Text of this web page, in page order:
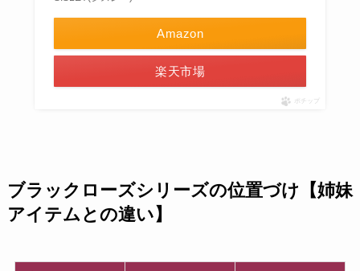
Amazon
楽天市場
ポチップ
ブラックローズシリーズの位置づけ【姉妹
アイテムとの違い】